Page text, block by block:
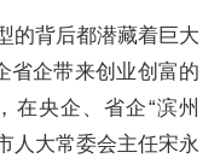
的背后都潜藏着巨大
省企带来创业创富的
在央企、省企“滨州
人大常委会主任宋永